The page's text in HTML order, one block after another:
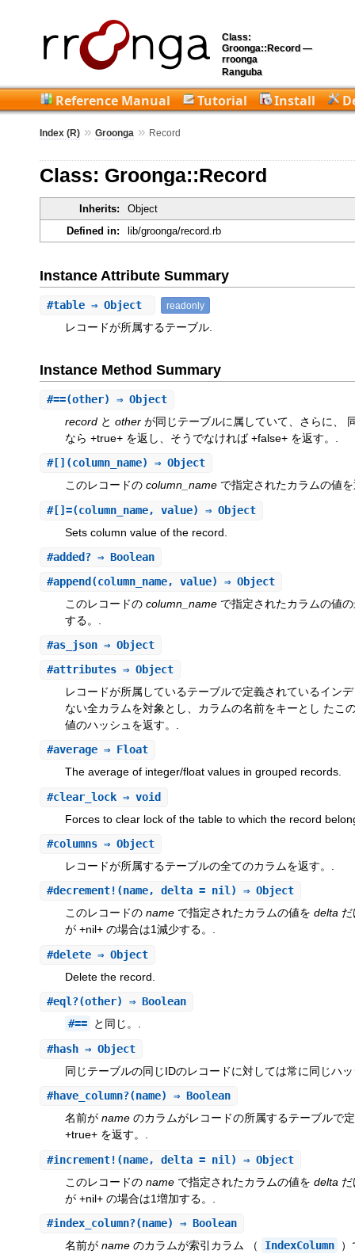
Class:
Groonga::Record —
rroonga
Ranguba
Reference Manual Tutorial Install
Index (R) » Groonga » Record
Class: Groonga::Record
Inherits:
Object
Defined in:
lib/groonga/record.rb
Instance Attribute Summary
#table ⇒ Object readonly
レコードが所属するテーブル.
Instance Method Summary
#==(other) ⇒ Object
record と other が同じテーブルに属していて、さらに、
なら +true+ を返し、そうでなければ +false+ を返す。.
#[] (column_name) ⇒ Object
このレコードの column_name で指定されたカラムの値
#[]=(column_name, value) ⇒ Object
Sets column value of the record.
#added? ⇒ Boolean
#append (column_name, value) ⇒ Object
このレコードの column_name で指定されたカラムの値
する。.
#as_json ⇒ Object
#attributes ⇒ Object
レコードが所属しているテーブルで定義されているイン
ない全カラムを対象とし、カラムの名前をキーとし たこ
値のハッシュを返す。.
#average ⇒ Float
The average of integer/float values in grouped records.
#clear_lock ⇒ void
Forces to clear lock of the table to which the record
#columns ⇒ Object
レコードが所属するテーブルの全てのカラムを返す。.
#decrement! (name, delta = nil) ⇒ Object
このレコードの name で指定されたカラムの値を delta
が +nil+ の場合は1減少する。.
#delete ⇒ Object
Delete the record.
#eql?(other) ⇒ Boolean
#==
と同じ。.
#hash ⇒ Object
同じテーブルの同じIDのレコードに対しては常に同じハ
#have_column?(name) ⇒ Boolean
名前が name のカラムがレコードの所属するテーブルで
+true+ を返す。.
#increment! (name, delta = nil) ⇒ Object
このレコードの name で指定されたカラムの値を delta
が +nil+ の場合は1増加する。.
#index_column?(name) ⇒ Boolean
名前が name のカラムが索引カラム （ IndexColumn